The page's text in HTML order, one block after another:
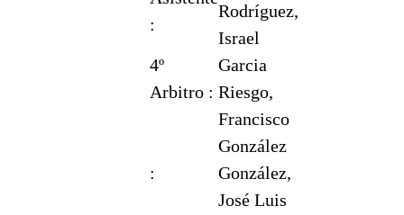
:
Rodríguez,
Israel
4º
Arbitro :
Garcia
Riesgo,
Francisco
:
González
González,
José Luis